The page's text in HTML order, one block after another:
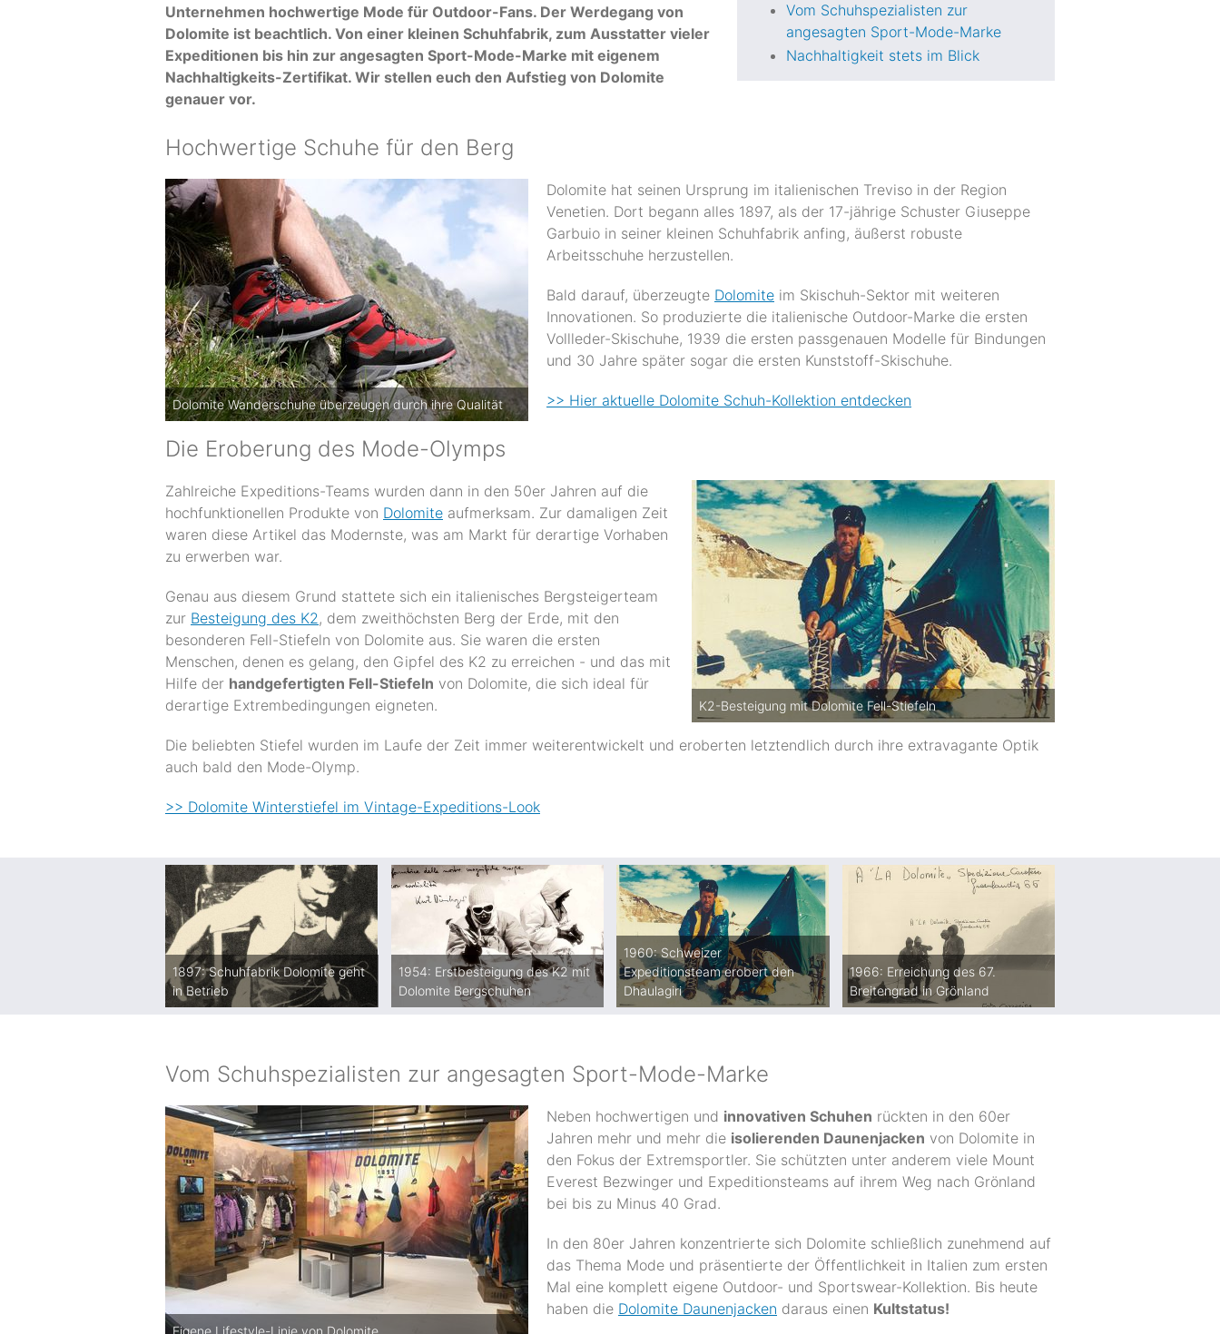
Vom Schuhspezialisten zur
angesagten Sport-Mode-Marke
Nachhaltigkeit stets im Blick
Unternehmen hochwertige Mode für Outdoor-Fans. Der Werdegang von
Dolomite ist beachtlich. Von einer kleinen Schuhfabrik, zum Ausstatter vieler
Expeditionen bis hin zur angesagten Sport-Mode-Marke mit eigenem
Nachhaltigkeits-Zertifikat. Wir stellen euch den Aufstieg von Dolomite
genauer vor.
Hochwertige Schuhe für den Berg
Dolomite Wanderschuhe überzeugen durch ihre Qualität
Dolomite hat seinen Ursprung im italienischen Treviso in der Region
Venetien. Dort begann alles 1897, als der 17-jährige Schuster Giuseppe
Garbuio in seiner kleinen Schuhfabrik anfing, äußerst robuste
Arbeitsschuhe herzustellen.
Bald darauf, überzeugte Dolomite im Skischuh-Sektor mit weiteren
Innovationen. So produzierte die italienische Outdoor-Marke die ersten
Vollleder-Skischuhe, 1939 die ersten passgenauen Modelle für Bindungen
und 30 Jahre später sogar die ersten Kunststoff-Skischuhe.
>> Hier aktuelle Dolomite Schuh-Kollektion entdecken
Die Eroberung des Mode-Olymps
K2-Besteigung mit Dolomite Fell-Stiefeln
Zahlreiche Expeditions-Teams wurden dann in den 50er Jahren auf die
hochfunktionellen Produkte von Dolomite aufmerksam. Zur damaligen Zeit
waren diese Artikel das Modernste, was am Markt für derartige Vorhaben
zu erwerben war.
Genau aus diesem Grund stattete sich ein italienisches Bergsteigerteam
zur Besteigung des K2, dem zweithöchsten Berg der Erde, mit den
besonderen Fell-Stiefeln von Dolomite aus. Sie waren die ersten
Menschen, denen es gelang, den Gipfel des K2 zu erreichen - und das mit
Hilfe der handgefertigten Fell-Stiefeln von Dolomite, die sich ideal für
derartige Extrembedingungen eigneten.
Die beliebten Stiefel wurden im Laufe der Zeit immer weiterentwickelt und eroberten letztendlich durch ihre extravagante Optik
auch bald den Mode-Olymp.
>> Dolomite Winterstiefel im Vintage-Expeditions-Look
1897: Schuhfabrik Dolomite geht
in Betrieb
1954: Erstbesteigung des K2 mit
Dolomite Bergschuhen
1960: Schweizer
Expeditionsteam erobert den
Dhaulagiri
1966: Erreichung des 67.
Breitengrad in Grönland
Vom Schuhspezialisten zur angesagten Sport-Mode-Marke
Eigene Lifestyle-Linie von Dolomite
Neben hochwertigen und innovativen Schuhen rückten in den 60er
Jahren mehr und mehr die isolierenden Daunenjacken von Dolomite in
den Fokus der Extremsportler. Sie schützten unter anderem viele Mount
Everest Bezwinger und Expeditionsteams auf ihrem Weg nach Grönland
bei bis zu Minus 40 Grad.
In den 80er Jahren konzentrierte sich Dolomite schließlich zunehmend auf
das Thema Mode und präsentierte der Öffentlichkeit in Italien zum ersten
Mal eine komplett eigene Outdoor- und Sportswear-Kollektion. Bis heute
haben die Dolomite Daunenjacken daraus einen Kultstatus!